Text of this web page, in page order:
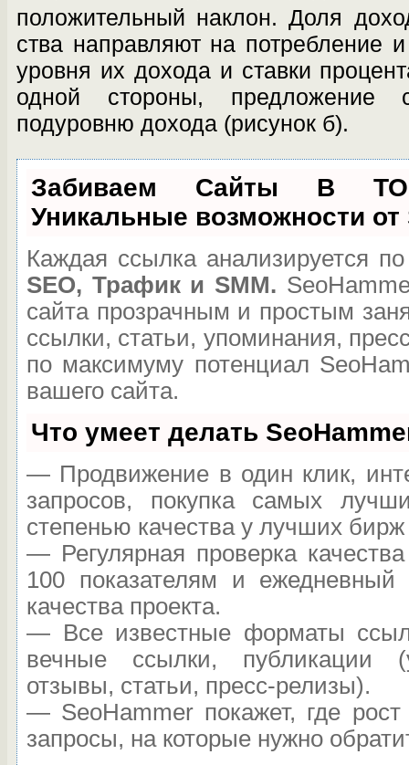
положительный наклон. Доля
ства направляют на потребление
уровня их дохода и ставки
одной сторо­ны, предложение
подуровню дохода (рисунок б).
Забиваем Сайты В
Уникальные возможности от
Каждая ссылка анализируется
SEO, Трафик и SMM.
сайта прозрачным и простым
ссылки, статьи, упоминания,
по максимуму потенциал
вашего сайта.
Что умеет делать
— Продвижение в один клик,
запросов, покупка самых
степенью качества у лучших
— Регулярная проверка
100 показателям и ежедневный
качества проекта.
— Все известные форматы
вечные ссылки, публикации
отзывы, статьи, пресс-релизы).
— SeoHammer покажет, где
запросы, на которые нужно